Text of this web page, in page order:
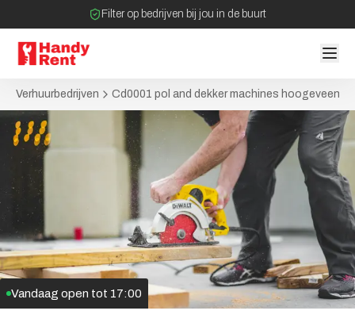
Filter op bedrijven bij jou in de buurt
Geen tussenpartijen bij verhuurovereenkomst
Verhuurbedrijven Cd0001 pol and dekker machines hoogeveen
Vandaag open tot 17:00